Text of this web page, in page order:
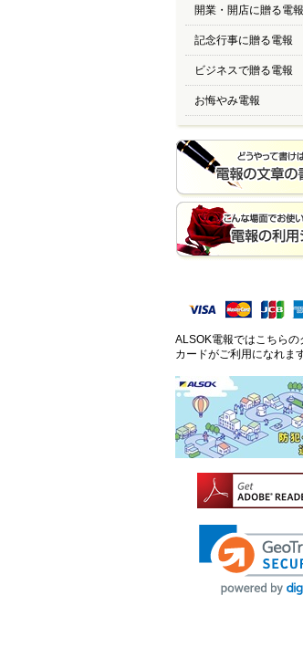
開業・開店に贈る電報
記念行事に贈る電報
ビジネスで贈る電報
お悔やみ電報
ALSOK電報ではこちらの
カードがご利用になれます